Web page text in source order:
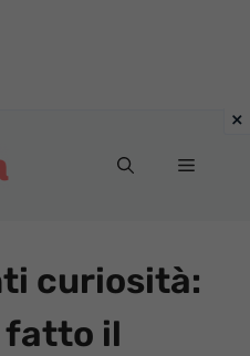
Menu
curiosità:
fatto il